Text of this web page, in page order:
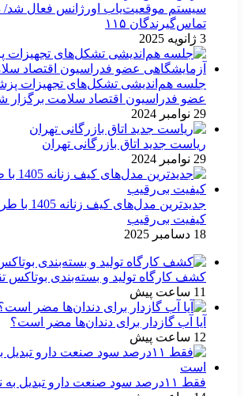
سیستم موقعیت‌یاب اورژانس فعال
تماس‌گیرندگان ۱۱۵
3 ژانویه 2025
جلسه هم‌اندیشی تشکل‌های تجهیزات
عضو فدراسیون اقتصاد سلامت برگزار
29 نوامبر 2024
ریاست جدید اتاق بازرگانی تهران
29 نوامبر 2024
جدیدترین
کیفیت بی‌رقیب
18 دسامبر 2025
کشف کارگاه تولید و بسته‌بندی بوتاکس
11 ساعت پیش
آیا آب گازدار برای دندان‌ها مضر است؟
12 ساعت پیش
فقط ۱۱‌درصد سود صنعت دارو تبدیل به نقدینگی شده است